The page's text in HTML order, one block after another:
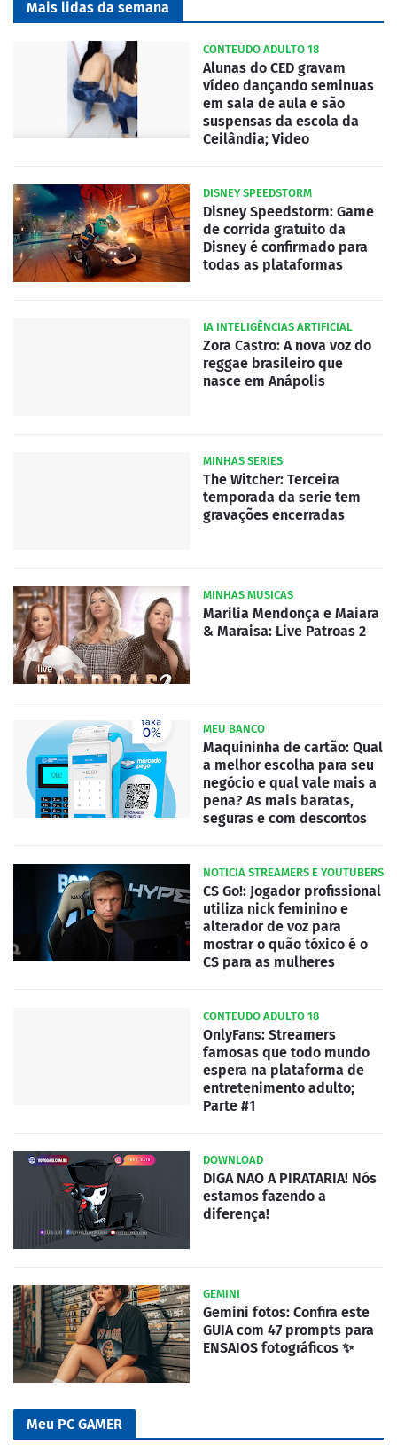
Mais lidas da semana
CONTEUDO ADULTO 18
Alunas do CED gravam
vídeo dançando seminuas
em sala de aula e são
suspensas da escola da
Ceilândia; Video
DISNEY SPEEDSTORM
Disney Speedstorm: Game
de corrida gratuito da
Disney é confirmado para
todas as plataformas
IA INTELIGÊNCIAS ARTIFICIAL
Zora Castro: A nova voz do
reggae brasileiro que
nasce em Anápolis
MINHAS SERIES
The Witcher: Terceira
temporada da serie tem
gravações encerradas
MINHAS MUSICAS
Marilia Mendonça e Maiara
& Maraisa: Live Patroas 2
MEU BANCO
Maquininha de cartão: Qual
a melhor escolha para seu
negócio e qual vale mais a
pena? As mais baratas,
seguras e com descontos
NOTICIA STREAMERS E YOUTUBERS
CS Go!: Jogador profissional
utiliza nick feminino e
alterador de voz para
mostrar o quão tóxico é o
CS para as mulheres
CONTEUDO ADULTO 18
OnlyFans: Streamers
famosas que todo mundo
espera na plataforma de
entretenimento adulto;
Parte #1
DOWNLOAD
DIGA NAO A PIRATARIA! Nós
estamos fazendo a
diferença!
GEMINI
Gemini fotos: Confira este
GUIA com 47 prompts para
ENSAIOS fotográficos ✨
Meu PC GAMER